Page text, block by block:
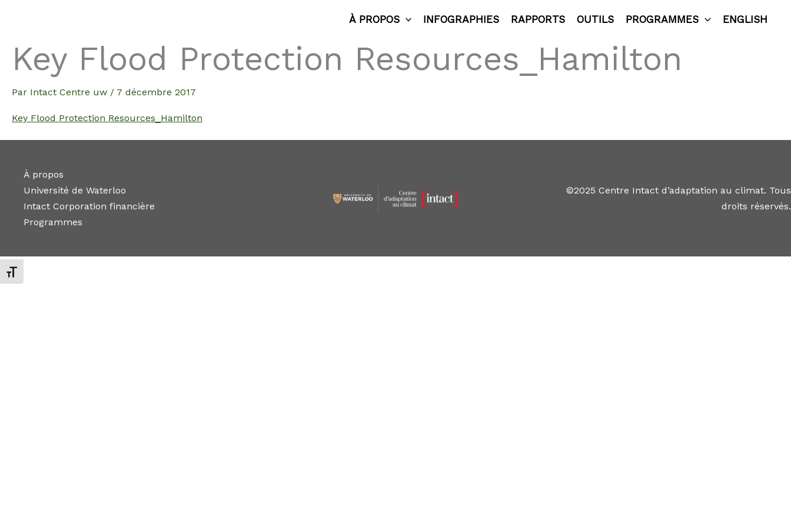
Changer la taille de la police
contenu
À PROPOS INFOGRAPHIES RAPPORTS OUTILS PROGRAMMES ENGLISH
Key Flood Protection Resources_Hamilton
Par Intact Centre uw / 7 décembre 2017
Key Flood Protection Resources_Hamilton
À propos
Université de Waterloo
Intact Corporation financière
Programmes
©2025 Centre Intact d’adaptation au climat. Tous
droits réservés.